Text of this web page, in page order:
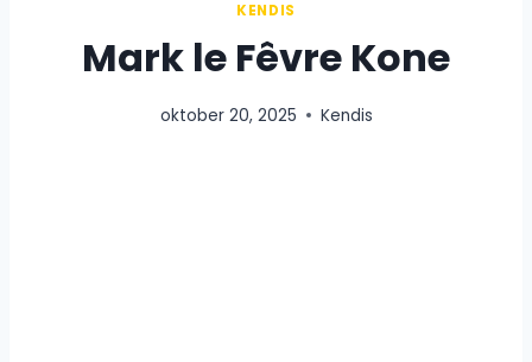
KENDIS
Mark le Fêvre Kone
oktober 20, 2025 Kendis